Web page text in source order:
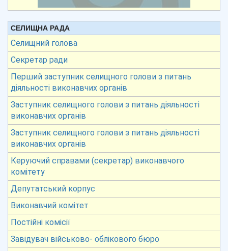
СЕЛИЩНА РАДА
Селищний голова
Секретар ради
Перший заступник селищного голови з питань
діяльності виконавчих органів
Заступник селищного голови з питань діяльності
виконавчих органів
Заступник селищного голови з питань діяльності
виконавчих органів
Керуючий справами (секретар) виконавчого
комітету
Депутатський корпус
Виконавчий комітет
Постійні комісії
Завідувач військово- облікового бюро